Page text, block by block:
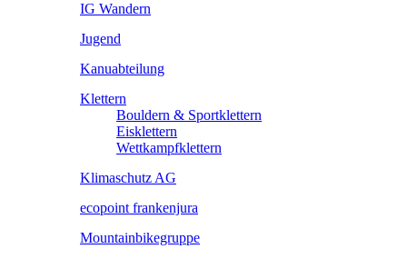
IG Wandern
Jugend
Kanuabteilung
Klettern
Bouldern & Sportklettern
Eisklettern
Wettkampfklettern
Klimaschutz AG
ecopoint frankenjura
Mountainbikegruppe